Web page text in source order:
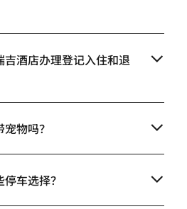
酒店办理登记入住和退
物吗？
车选择？